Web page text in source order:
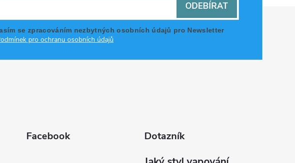
se zpracováním nezbytných osobních údajů pro Newsletter
pro ochranu osobních údajů
ODEBÍRAT
Facebook Dotazník